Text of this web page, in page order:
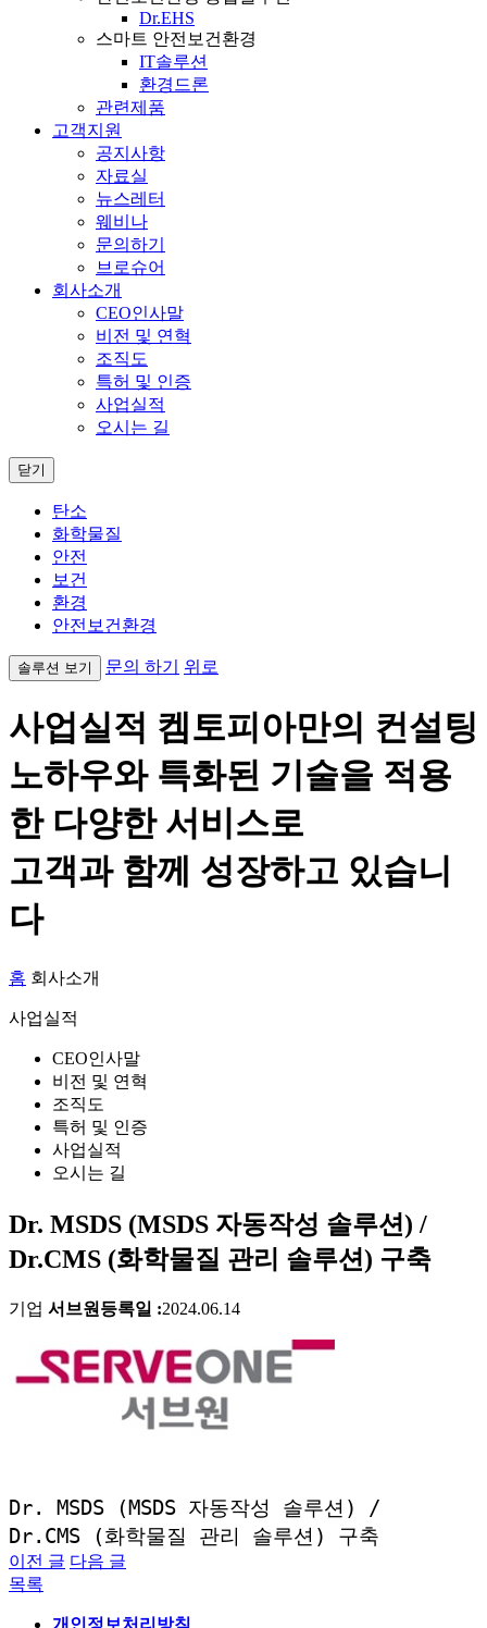
Dr.EHS
스마트 안전보건환경
IT솔루션
환경드론
관련제품
고객지원
공지사항
자료실
뉴스레터
웨비나
문의하기
브로슈어
회사소개
CEO인사말
비전 및 연혁
조직도
특허 및 인증
사업실적
오시는 길
닫기
탄소
화학물질
안전
보건
환경
안전보건환경
솔루션 보기 문의 하기 위로
사업실적 켐토피아만의 컨설팅
노하우와 특화된 기술을 적용
한 다양한 서비스로
고객과 함께 성장하고 있습니
다
홈 회사소개
사업실적
CEO인사말
비전 및 연혁
조직도
특허 및 인증
사업실적
오시는 길
Dr. MSDS (MSDS 자동작성 솔루션) /
Dr.CMS (화학물질 관리 솔루션) 구축
기업 서브원 등록일 :2024.06.14
Dr. MSDS (MSDS 자동작성 솔루션) /
Dr.CMS (화학물질 관리 솔루션) 구축
이전 글 다음 글
목록
개인정보처리방침